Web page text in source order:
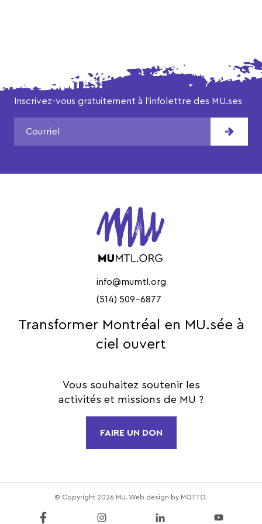
NE MANQUEZ AUCUNE DE NOS
ACTUALITÉS!
Inscrivez-vous gratuitement à l’infolettre des MU.ses
info@mumtl.org
(514) 509-6877
Transformer Montréal en MU.sée à
ciel ouvert
Vous souhaitez soutenir les
activités et missions de MU ?
FAIRE UN DON
© Copyright 2026 MU. Web design by MOTTO.